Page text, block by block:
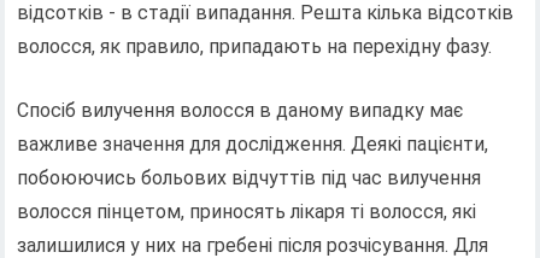
відсотків - в стадії випадання. Решта кілька відсотків
волосся, як правило, припадають на перехідну фазу.
Спосіб вилучення волосся в даному випадку має
важливе значення для дослідження. Деякі пацієнти,
побоюючись больових відчуттів під час вилучення
волосся пінцетом, приносять лікаря ті волосся, які
залишилися у них на гребені після розчісування. Для